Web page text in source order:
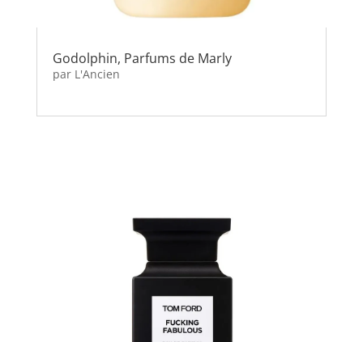
Godolphin, Parfums de Marly
par L'Ancien